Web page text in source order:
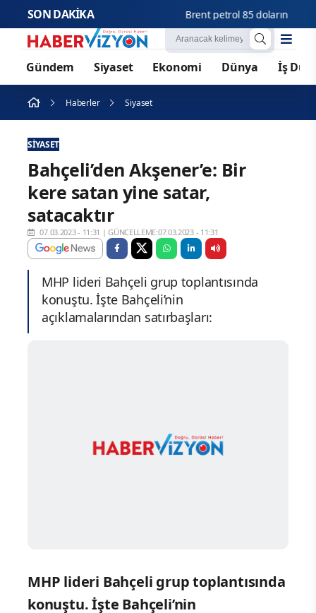
SON DAKİKA Brent petrol 85 doların
Gündem Siyaset Ekonomi Dünya İş
Haberler Siyaset
SIYASET
Bahçeli’den Akşener’e: Bir
kere satan yine satar,
satacaktır
07.03.2023 - 11:31 |GÜNCELLEME:07.03.2023 - 11:31
MHP lideri Bahçeli grup toplantısında
konuştu. İşte Bahçeli’nin
açıklamalarından satırbaşları:
MHP lideri Bahçeli grup toplantısında
konuştu. İşte Bahçeli’nin